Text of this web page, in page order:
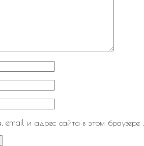
email и адрес сайта в этом браузере